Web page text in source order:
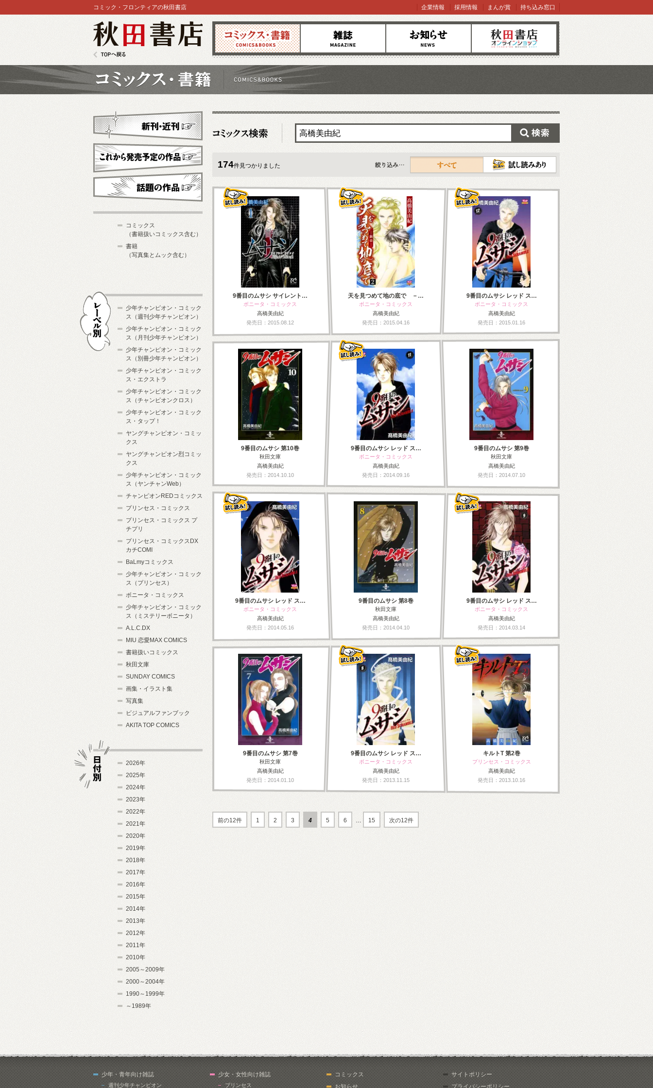
コミックス 雑誌 お知らせ オンラインショップ
コミック・フロンティアの秋田書店 企業情報 採用情報 まんが賞 持ち込み窓口
174件見つかりました
すべて
9番目のムサシ サイレント…
ボニータ・コミックス
高橋美由紀
発売日：2015.08.12
天を見つめて地の底で －…
ボニータ・コミックス
高橋美由紀
発売日：2015.04.16
9番目のムサシ レッド ス…
ボニータ・コミックス
高橋美由紀
発売日：2015.01.16
9番目のムサシ 第10巻
秋田文庫
高橋美由紀
発売日：2014.10.10
9番目のムサシ レッド ス…
ボニータ・コミックス
高橋美由紀
発売日：2014.09.16
9番目のムサシ 第9巻
秋田文庫
高橋美由紀
発売日：2014.07.10
9番目のムサシ レッド ス…
ボニータ・コミックス
高橋美由紀
発売日：2014.05.16
9番目のムサシ 第8巻
秋田文庫
高橋美由紀
発売日：2014.04.10
9番目のムサシ レッド ス…
ボニータ・コミックス
高橋美由紀
発売日：2014.03.14
9番目のムサシ 第7巻
秋田文庫
高橋美由紀
発売日：2014.01.10
9番目のムサシ レッド ス…
ボニータ・コミックス
高橋美由紀
発売日：2013.11.15
キルトT 第2巻
プリンセス・コミックス
高橋美由紀
発売日：2013.10.16
前の12件 1 2 3 4 5 6 … 15 次の12件
新刊・近刊
これから発売予定
コミックス
（書籍扱いコミックス含む）
書籍
（写真集とムック含む）
少年チャンピオン・コミック
ス（週刊少年チャンピオン）
少年チャンピオン・コミック
ス（月刊少年チャンピオン）
少年チャンピオン・コミック
ス（別冊少年チャンピオン）
少年チャンピオン・コミック
ス・エクストラ
少年チャンピオン・コミック
ス（チャンピオンクロス）
少年チャンピオン・コミック
ス・タップ！
ヤングチャンピオン・コミッ
クス
ヤングチャンピオン烈コミッ
クス
少年チャンピオン・コミック
ス（ヤンチャンWeb）
チャンピオンREDコミックス
プリンセス・コミックス
プリンセス・コミックス プ
チプリ
プリンセス・コミックスDX
カチCOMI
BaLmyコミックス
少年チャンピオン・コミック
ス（プリンセス）
ボニータ・コミックス
少年チャンピオン・コミック
ス（ミステリーボニータ）
A.L.C.DX
MIU 恋愛MAX COMICS
書籍扱いコミックス
秋田文庫
SUNDAY COMICS
画集・イラスト集
写真集
ビジュアルファンブック
AKITA TOP COMICS
2026年
2025年
2024年
2023年
2022年
2021年
2020年
2019年
2018年
2017年
2016年
2015年
2014年
2013年
2012年
2011年
2010年
2005～2009年
2000～2004年
1990～1999年
～1989年
少年・青年向け雑誌
週刊少年チャンピオン
少女・女性向け雑誌
プリンセス
コミックス
お知らせ
サイトポリシー
プライバシーポリシー